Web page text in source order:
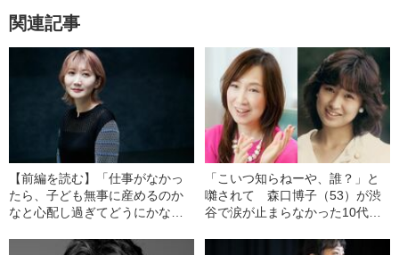
関連記事
【前編を読む】「仕事がなかっ
たら、子ども無事に産めるのか
なと心配し過ぎてどうにかなっ
織のエッセイは、なぜ妙に“ご近
「こいつ知らねーや、誰？」と
囃されて 森口博子（53）が渋
谷で涙が止まらなかった10代の